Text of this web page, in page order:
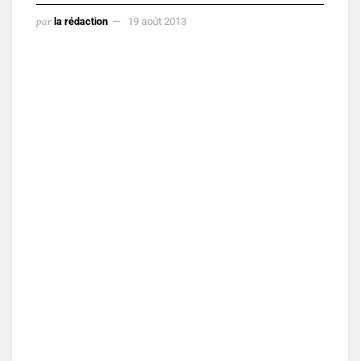
par la rédaction 19 août 2013